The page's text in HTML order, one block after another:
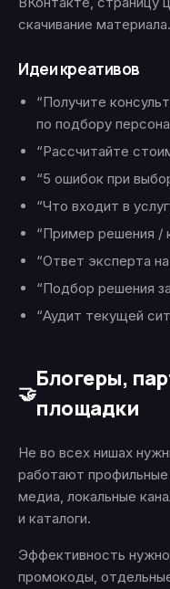
скачивание материала.
Идеи креативов
“Получите
по подбору
“Рассчитайте
“5 ошибок при
“Что входит в
“Пример решения /
“Ответ эксперта
“Подбор решения
“Аудит текущей
🤝
Блогеры,
площадки
Не во всех нишах
работают
медиа, локальные
и каталоги.
Эффективность
промокоды,